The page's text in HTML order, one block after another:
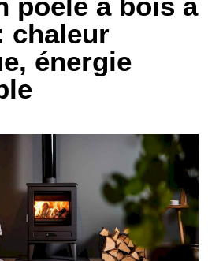
chaleur
énergie